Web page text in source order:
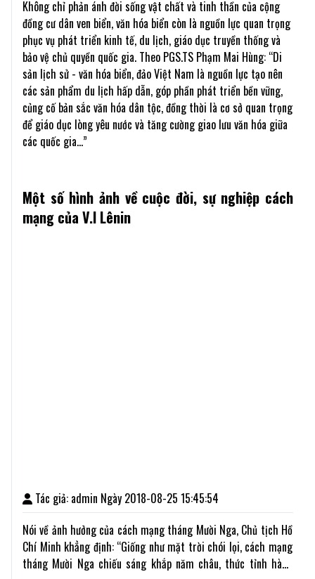
Không chỉ phản ánh đời sống vật chất và tinh thần của cộng
đồng cư dân ven biển, văn hóa biển còn là nguồn lực quan trọng
phục vụ phát triển kinh tế, du lịch, giáo dục truyền thống và
bảo vệ chủ quyền quốc gia. Theo PGS.TS Phạm Mai Hùng: “Di
sản lịch sử - văn hóa biển, đảo Việt Nam là nguồn lực tạo nên
các sản phẩm du lịch hấp dẫn, góp phần phát triển bền vững,
củng cố bản sắc văn hóa dân tộc, đồng thời là cơ sở quan trọng
để giáo dục lòng yêu nước và tăng cường giao lưu văn hóa giữa
các quốc gia…”
Một số hình ảnh về cuộc đời, sự nghiệp cách
mạng của V.I Lênin
Tác giả: admin Ngày 2018-08-25 15:45:54
Nói về ảnh hưởng của cách mạng tháng Mười Nga, Chủ tịch Hồ
Chí Minh khẳng định: “Giống như mặt trời chói lọi, cách mạng
tháng Mười Nga chiếu sáng khắp năm châu, thức tỉnh hàng